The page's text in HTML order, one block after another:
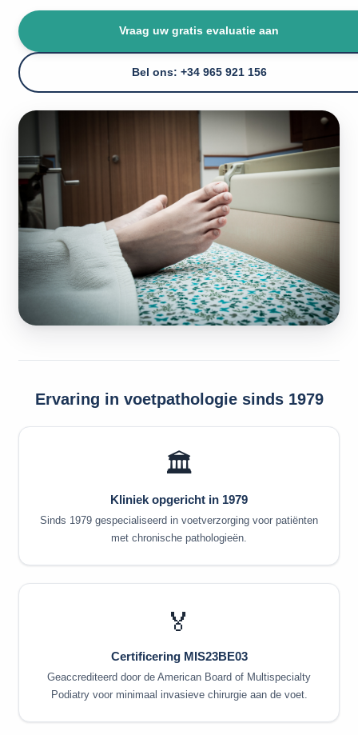
Vraag uw gratis evaluatie aan
Bel ons: +34 965 921 156
Ervaring in voetpathologie sinds 1979
🏛️
Kliniek opgericht in 1979
Sinds 1979 gespecialiseerd in voetverzorging voor patiënten
met chronische pathologieën.
🏅
Certificering MIS23BE03
Geaccrediteerd door de American Board of Multispecialty
Podiatry voor minimaal invasieve chirurgie aan de voet.